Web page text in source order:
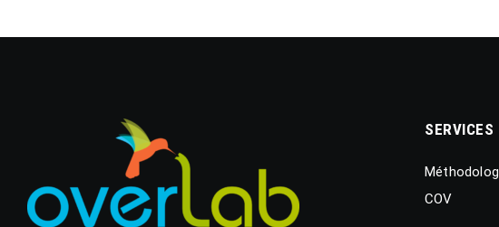
SERVICES
COV